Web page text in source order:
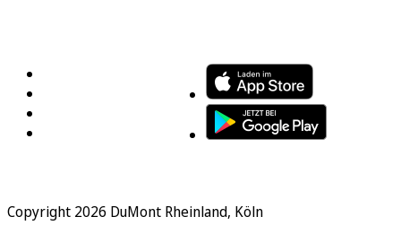
Copyright 2026 DuMont Rheinland, Köln